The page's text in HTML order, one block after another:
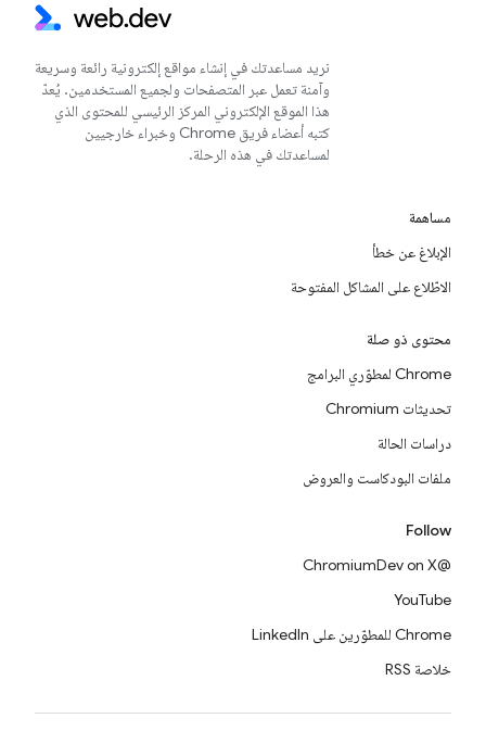
نريد مساعدتك في إنشاء مواقع إلكترونية رائعة وسريعة
وآمنة تعمل عبر المتصفحات ولجميع المستخدمين. يُعدّ
هذا الموقع الإلكتروني المركز الرئيسي للمحتوى الذي
كتبه أعضاء فريق Chrome وخبراء خارجيين
لمساعدتك في هذه الرحلة.
مساهمة
الإبلاغ عن خطأ
الاطّلاع على المشاكل المفتوحة
محتوى ذو صلة
Chrome لمطوّري البرامج
تحديثات Chromium
دراسات الحالة
ملفات البودكاست والعروض
Follow
@ChromiumDev on X
YouTube
Chrome للمطوّرين على LinkedIn
خلاصة RSS